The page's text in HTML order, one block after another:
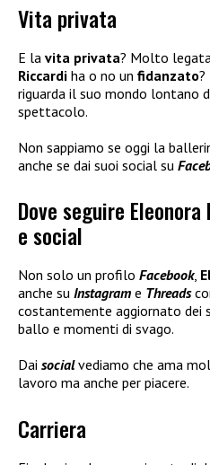
Vita privata
E la vita privata? Molto
Riccardi ha o no un fidanzato?
riguarda il suo mondo lontano
spettacolo.
Non sappiamo se oggi la
anche se dai suoi social su
Dove seguire
e social
Non solo un profilo Facebook,
anche su Instagram e Threads
costantemente aggiornato dei
ballo e momenti di svago.
Dai socialvediamo che ama
lavoro ma anche per piacere.
Carriera